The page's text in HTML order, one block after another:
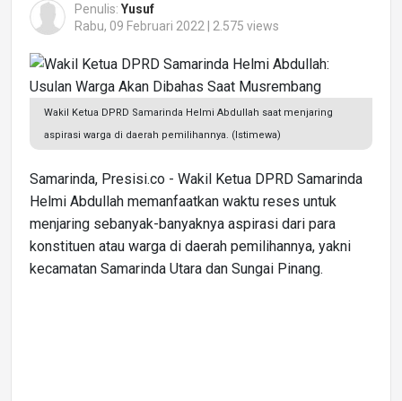
Penulis: Yusuf
Rabu, 09 Februari 2022 | 2.575 views
Wakil Ketua DPRD Samarinda Helmi Abdullah saat menjaring
aspirasi warga di daerah pemilihannya. (Istimewa)
Samarinda, Presisi.co - Wakil Ketua DPRD Samarinda
Helmi Abdullah memanfaatkan waktu reses untuk
menjaring sebanyak-banyaknya aspirasi dari para
konstituen atau warga di daerah pemilihannya, yakni
kecamatan Samarinda Utara dan Sungai Pinang.